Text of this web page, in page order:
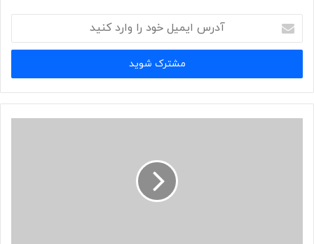
ایمیل
خود
وارد
کنید